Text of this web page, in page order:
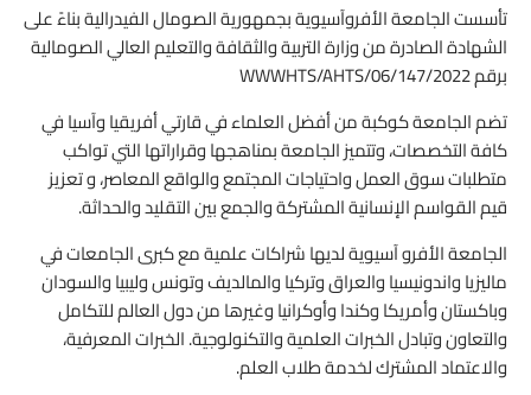
تأسست الجامعة الأفروآسيوية بجمهورية الصومال الفيدرالية بناءً على
الشهادة الصادرة من وزارة التربية والثقافة والتعليم العالي الصومالية
برقم WWWHTS/AHTS/06/147/2022
تضم الجامعة كوكبة من أفضل العلماء في قارتي أفريقيا وآسيا في
كافة التخصصات، وتتميز الجامعة بمناهجها وقراراتها التي تواكب
متطلبات سوق العمل واحتياجات المجتمع والواقع المعاصر، و تعزيز
قيم القواسم الإنسانية المشتركة والجمع بين التقليد والحداثة.
الجامعة الأفرو آسيوية لديها شراكات علمية مع كبرى الجامعات في
ماليزيا واندونيسيا والعراق وتركيا والمالديف وتونس وليبيا والسودان
وباكستان وأمريكا وكندا وأوكرانيا وغيرها من دول العالم للتكامل
والتعاون وتبادل الخبرات العلمية والتكنولوجية. الخبرات المعرفية،
والاعتماد المشترك لخدمة طلاب العلم.